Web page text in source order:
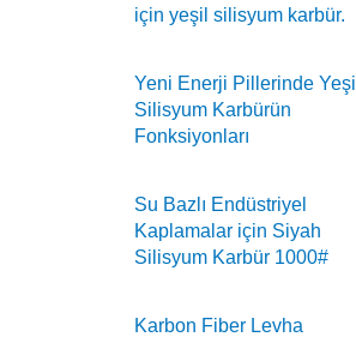
için yeşil silisyum karbür.
Yeni Enerji Pillerinde Yeşil
Silisyum Karbürün
Fonksiyonları
Su Bazlı Endüstriyel
Kaplamalar için Siyah
Silisyum Karbür 1000#
Karbon Fiber Levha